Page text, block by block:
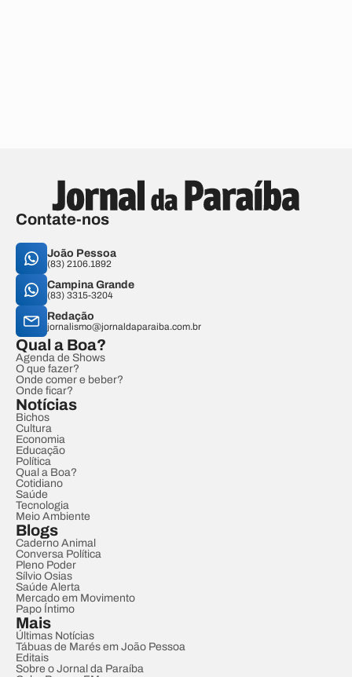
Contate-nos
João Pessoa
(83) 2106.1892
Campina Grande
(83) 3315-3204
Redação
jornalismo@jornaldaparaiba.com.br
Qual a Boa?
Agenda de Shows
O que fazer?
Onde comer e beber?
Onde ficar?
Notícias
Bichos
Cultura
Economia
Educação
Política
Qual a Boa?
Cotidiano
Saúde
Tecnologia
Meio Ambiente
Blogs
Caderno Animal
Conversa Política
Pleno Poder
Sílvio Osias
Saúde Alerta
Mercado em Movimento
Papo Íntimo
Mais
Últimas Notícias
Tábuas de Marés em João Pessoa
Editais
Sobre o Jornal da Paraíba